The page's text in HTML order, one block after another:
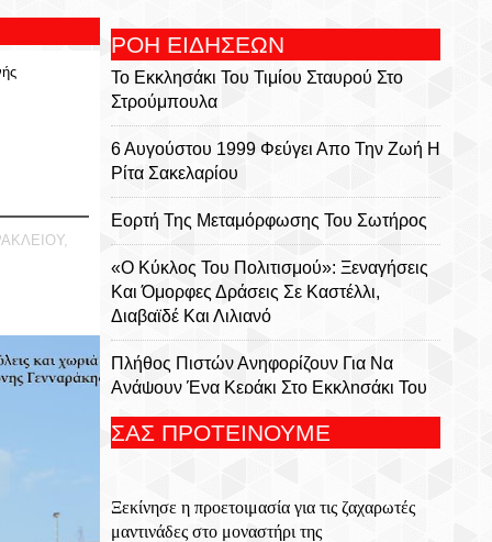
ΡΟΗ ΕΙΔΗΣΕΩΝ
Το Εκκλησάκι Του Τιμίου Σταυρού Στο
Στρούμπουλα
6 Αυγούστου 1999 Φεύγει Απο Την Ζωή Η
Ρίτα Σακελαρίου
Eορτή Της Μεταμόρφωσης Του Σωτήρος
«Ο Κύκλος Του Πολιτισμού»: Ξεναγήσεις
Και Όμορφες Δράσεις Σε Καστέλλι,
Διαβαϊδέ Και Λιλιανό
Πλήθος Πιστών Ανηφορίζουν Για Να
Ανάψουν Ένα Κεράκι Στο Εκκλησάκι Του
Της Γκουβερνιώτισσας
ΣΑΣ ΠΡΟΤΕΙΝΟΥΜΕ
Ξεκίνησε η προετοιμασία για τις ζαχαρωτές
μαντινάδες στο μοναστήρι της